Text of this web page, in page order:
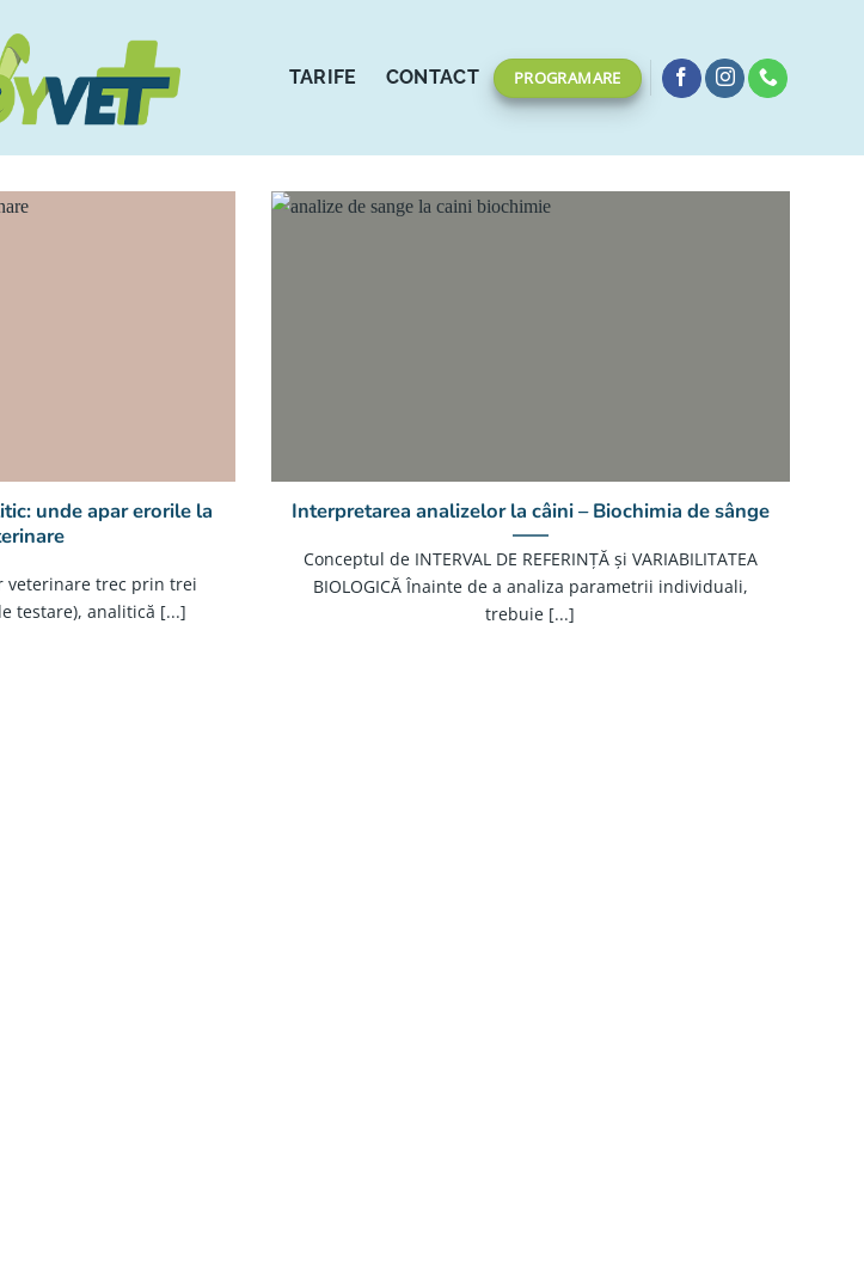
TARIFE CONTACT PROGRAMARE
unde apar erorile la
veterinare trec prin trei
testare), analitică [...]
Interpretarea analizelor la câini – Biochimia de sânge
Conceptul de INTERVAL DE REFERINȚĂ și VARIABILITATEA
BIOLOGICĂ Înainte de a analiza parametrii individuali,
trebuie [...]